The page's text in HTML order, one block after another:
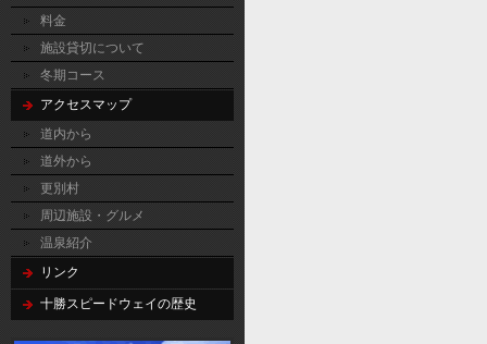
料金
施設貸切について
冬期コース
アクセスマップ
道内から
道外から
更別村
周辺施設・グルメ
温泉紹介
リンク
十勝スピードウェイの歴史